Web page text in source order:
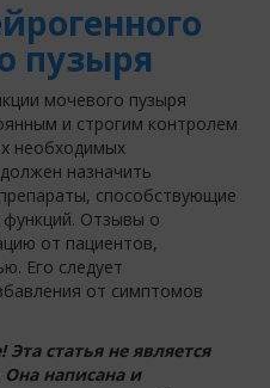
пузыря
мочевого пузыря
и строгим контролем
необходимых
назначить
способствующие
Отзывы о
от пациентов,
Его следует
от симптомов
статья не является
написана и